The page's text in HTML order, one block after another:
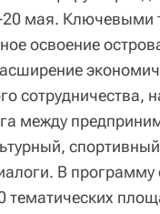
20 мая. Ключевыми
освоение
сотрудничества,
между
В программу
тематических